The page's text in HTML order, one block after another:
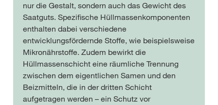
nur die Gestalt, sondern auch das Gewicht des
Saatguts. Spezifische Hüllmassenkomponenten
enthalten dabei verschiedene
entwicklungsfördernde Stoffe, wie beispielsweise
Mikronährstoffe. Zudem bewirkt die
Hüllmassenschicht eine räumliche Trennung
zwischen dem eigentlichen Samen und den
Beizmitteln, die in der dritten Schicht
aufgetragen werden – ein Schutz vor